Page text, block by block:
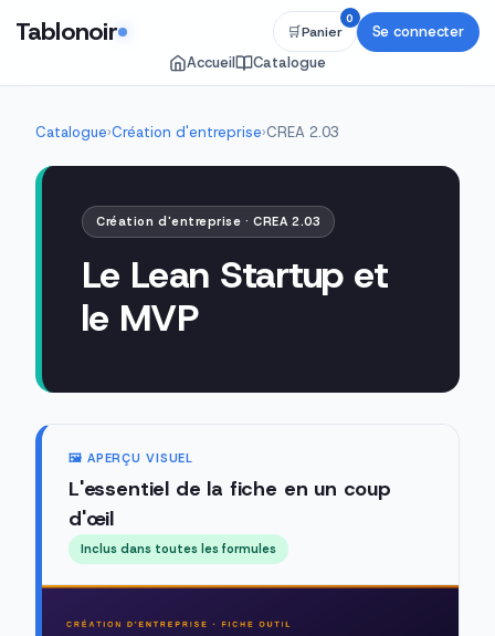
Tablonoir
Accueil Catalogue
🛒Panier
0
Se connecter
Catalogue›Création d'entreprise›CREA 2.03
Création d'entreprise · CREA 2.03
Le Lean Startup et
le MVP
🖼️ APERÇU VISUEL
L'essentiel de la fiche en un coup
d'œil
Inclus dans toutes les formules